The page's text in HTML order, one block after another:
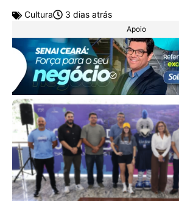
Cultura 3 dias atrás
Apoio